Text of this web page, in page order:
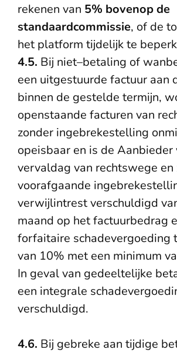
rekenen van 5% bovenop de
standaardcommissie, of de
het platform tijdelijk te
4.5. Bij niet–betaling of
een uitgestuurde factuur aan
binnen de gestelde termijn,
openstaande facturen van
zonder ingebrekestelling
opeisbaar en is de Aanbieder
vervaldag van rechtswege en
voorafgaande
verwijlintrest verschuldigd
maand op het factuurbedrag
forfaitaire schadevergoeding
van 10% met een minimum
In geval van gedeeltelijke
een integrale
verschuldigd.
4.6. Bij gebreke aan tijdige